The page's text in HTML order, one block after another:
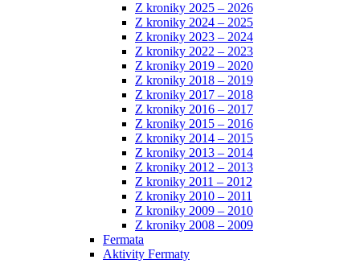
Z kroniky 2025 – 2026
Z kroniky 2024 – 2025
Z kroniky 2023 – 2024
Z kroniky 2022 – 2023
Z kroniky 2019 – 2020
Z kroniky 2018 – 2019
Z kroniky 2017 – 2018
Z kroniky 2016 – 2017
Z kroniky 2015 – 2016
Z kroniky 2014 – 2015
Z kroniky 2013 – 2014
Z kroniky 2012 – 2013
Z kroniky 2011 – 2012
Z kroniky 2010 – 2011
Z kroniky 2009 – 2010
Z kroniky 2008 – 2009
Fermata
Aktivity Fermaty